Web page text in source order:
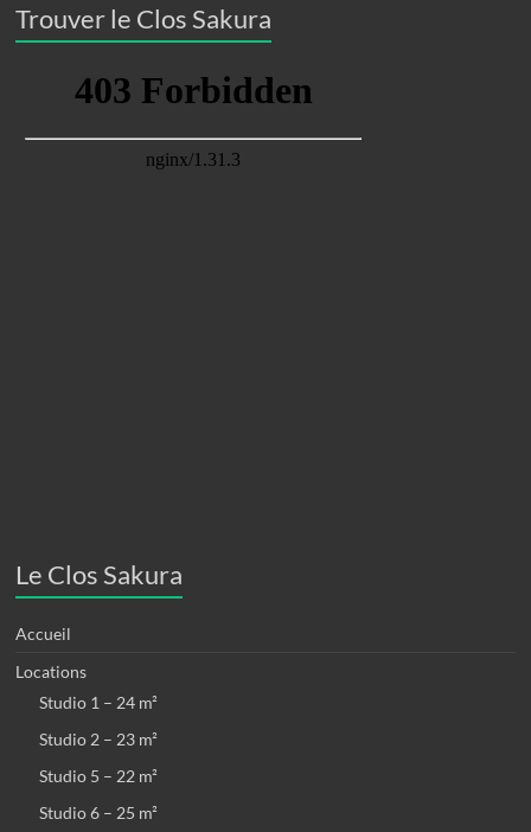
Trouver le Clos Sakura
Le Clos Sakura
Accueil
Locations
Studio 1 – 24 m²
Studio 2 – 23 m²
Studio 5 – 22 m²
Studio 6 – 25 m²